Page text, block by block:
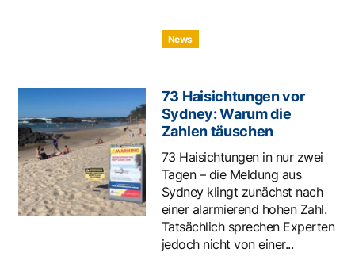
News
73 Haisichtungen vor
Sydney: Warum die
Zahlen täuschen
73 Haisichtungen in nur zwei
Tagen – die Meldung aus
Sydney klingt zunächst nach
einer alarmierend hohen Zahl.
Tatsächlich sprechen Experten
jedoch nicht von einer...